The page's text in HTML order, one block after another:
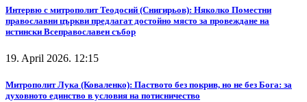
Интервю с митрополит Теодосий (Снигирьов): Няколко Поместни
православни църкви предлагат достойно място за провеждане на
истински Всеправославен събор
19. April 2026. 12:15
Митрополит Лука (Коваленко): Паството без покрив, но не без Бога: за
духовното единство в условия на потисничество